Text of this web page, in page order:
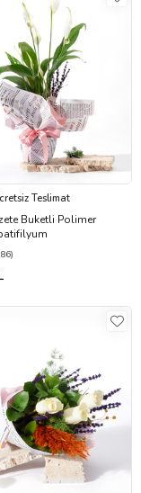
Teslimat
Buketli Polimer